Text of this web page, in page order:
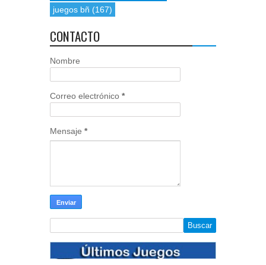
juegos bñ (167)
CONTACTO
Nombre
Correo electrónico *
Mensaje *